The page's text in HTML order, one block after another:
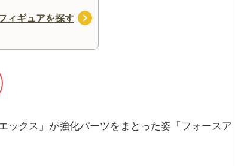
ィギュアを探す
ックス」が強化パーツをまとった姿「フォースア